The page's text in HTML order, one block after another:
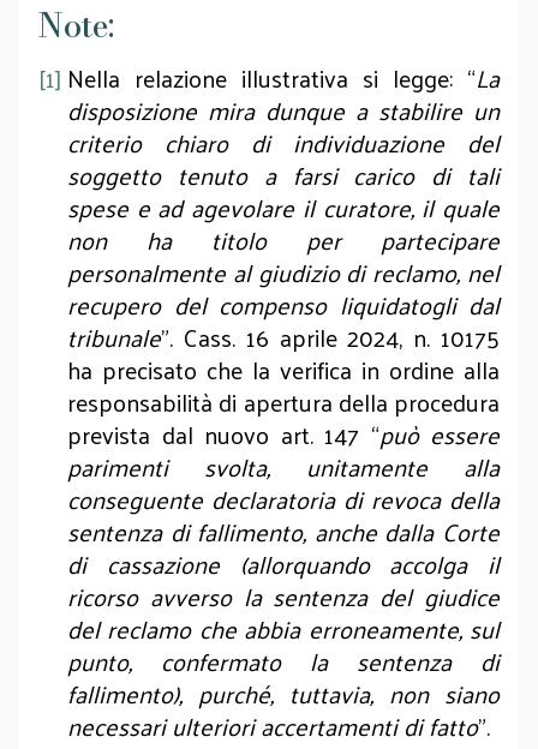
Note:
[1] Nella relazione illustrativa si legge: “La
disposizione mira dunque a stabilire un
criterio chiaro di individuazione del
soggetto tenuto a farsi carico di tali
spese e ad agevolare il curatore, il quale
non ha titolo per partecipare
personalmente al giudizio di reclamo, nel
recupero del compenso liquidatogli dal
tribunale”. Cass. 16 aprile 2024, n. 10175
ha precisato che la verifica in ordine alla
responsabilità di apertura della procedura
prevista dal nuovo art. 147 “può essere
parimenti svolta, unitamente alla
conseguente declaratoria di revoca della
sentenza di fallimento, anche dalla Corte
di cassazione (allorquando accolga il
ricorso avverso la sentenza del giudice
del reclamo che abbia erroneamente, sul
punto, confermato la sentenza di
fallimento), purché, tuttavia, non siano
necessari ulteriori accertamenti di fatto”.